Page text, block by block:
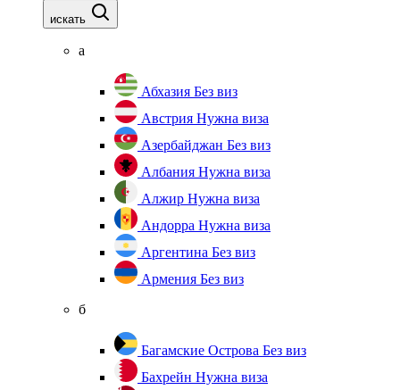
искать
а
Абхазия Без виз
Австрия Нужна виза
Азербайджан Без виз
Албания Нужна виза
Алжир Нужна виза
Андорра Нужна виза
Аргентина Без виз
Армения Без виз
б
Багамские Острова Без виз
Бахрейн Нужна виза